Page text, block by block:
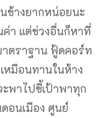
ข้างยากหน่อยนะ
ค่า แต่ช่วงอื่นก็หาที่
าตราฐาน ฟู้ดคอร์ท
หมือนทานในห้าง
พาไปชี้เป้าพาทุก
อนเมือง ศูนย์